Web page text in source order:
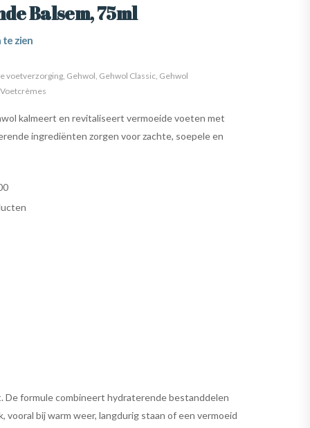
Balsem, 75ml
te zien
voetverzorging, Gehwol, Gehwol Classic, Gehwol
kalmeert en revitaliseert vermoeide voeten met
ingrediënten zorgen voor zachte, soepele en
formule combineert hydraterende bestanddelen
bij warm weer, langdurig staan of een vermoeid